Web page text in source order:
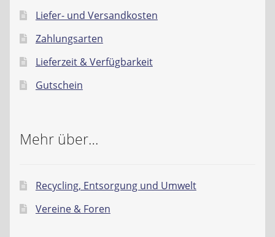
Liefer- und Versandkosten
Zahlungsarten
Lieferzeit & Verfügbarkeit
Gutschein
Mehr über…
Recycling, Entsorgung und Umwelt
Vereine & Foren